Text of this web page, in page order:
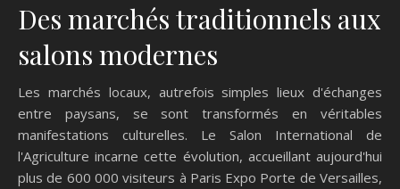
Des marchés traditionnels aux
salons modernes
Les marchés locaux, autrefois simples lieux d'échanges
entre paysans, se sont transformés en véritables
manifestations culturelles. Le Salon International de
l'Agriculture incarne cette évolution, accueillant aujourd'hui
plus de 600 000 visiteurs à Paris Expo Porte de Versailles,